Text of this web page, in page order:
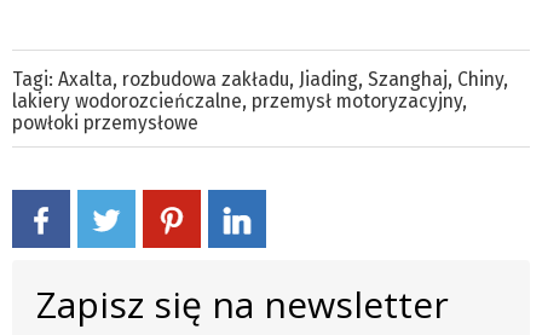
Tagi: Axalta, rozbudowa zakładu, Jiading, Szanghaj, Chiny,
lakiery wodorozcieńczalne, przemysł motoryzacyjny,
powłoki przemysłowe
Zapisz się na newsletter